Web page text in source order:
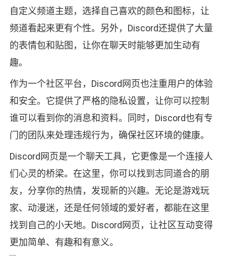
自定义频道主题，选择自己喜欢的颜色和图标，让
频道看起来更有个性。另外，Discord还提供了大量
的表情包和贴图，让你在聊天时能够更加生动有
趣。
作为一个社区平台，Discord网页也注重用户的体验
和安全。它提供了严格的隐私设置，让你可以控制
谁可以看到你的消息和资料。同时，Discord也有专
门的团队来处理违规行为，确保社区环境的健康。
Discord网页是一个聊天工具，它更像是一个连接人
们心灵的桥梁。在这里，你可以找到志同道合的朋
友，分享你的热情，发现新的兴趣。无论是游戏玩
家、动漫迷，还是任何领域的爱好者，都能在这里
找到自己的小天地。Discord网页，让社区互动变得
更加简单、有趣和有意义。